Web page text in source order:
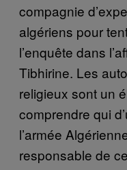
compagnie
algériens pour
l’enquête dans
Tibhirine. Les
religieux sont un
comprendre qui
l’armée
responsable de